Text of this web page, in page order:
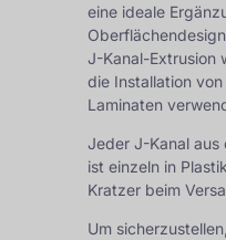
eine ideale
J-Kanal-Extrusion
die Installation
Laminaten
Jeder J-Kanal aus
ist einzeln in
Kratzer beim
Um